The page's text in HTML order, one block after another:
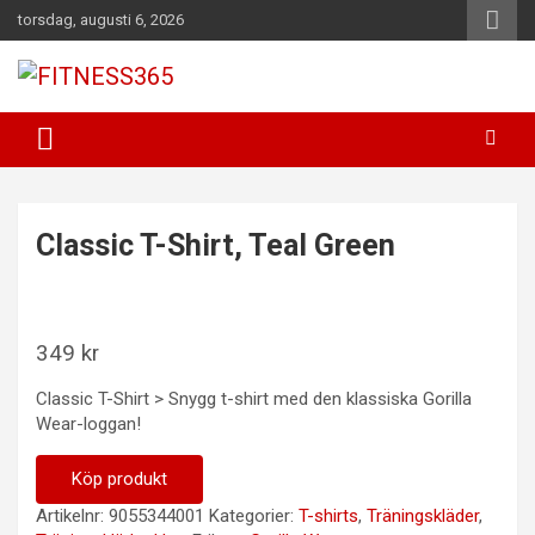
Hoppa
till
innehåll
torsdag, augusti 6, 2026
FITNESS365
Classic T-Shirt, Teal Green
349 kr
Classic T-Shirt > Snygg t-shirt med den klassiska Gorilla
Wear-loggan!
Köp produkt
Artikelnr: 9055344001 Kategorier: T-shirts, Träningskläder,